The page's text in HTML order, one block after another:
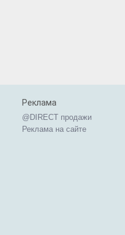
Реклама
@DIRECT продажи
Реклама на сайте